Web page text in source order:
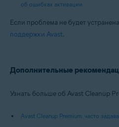
об ошибках активации
Если проблема не будет
поддержки Avast.
Дополнительные
Узнать больше об Avast Cleanup
Avast Cleanup Premium: часто